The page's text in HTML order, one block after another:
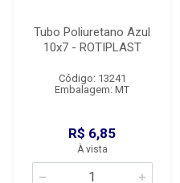
Tubo Poliuretano Azul
10x7 - ROTIPLAST
Código: 13241
Embalagem: MT
R$ 6,85
À vista